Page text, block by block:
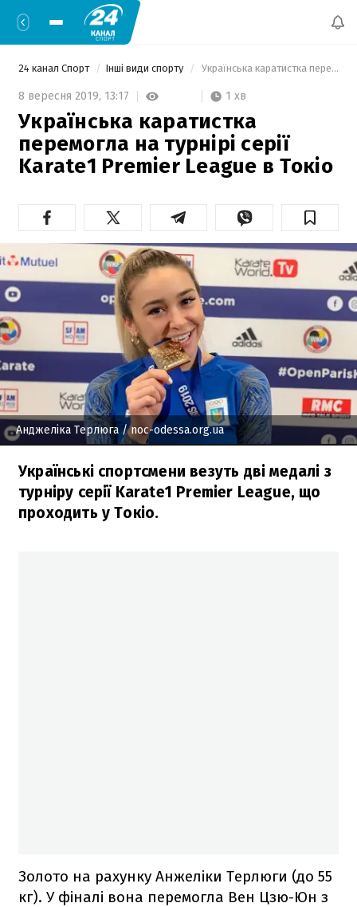
24 канал Спорт Інші види спорту Українська каратистка перемогла на турнірі серії  Karate1 Premier League в Токіо
8 вересня 2019, 13:17 1 хв
Українська каратистка
перемогла на турнірі серії
Karate1 Premier League в Токіо
Анджеліка Терлюга / noc-odessa.org.ua
Українські спортсмени везуть дві медалі з
турніру серії Karate1 Premier League, що
проходить у Токіо.
Золото на рахунку Анжеліки Терлюги (до 55
кг). У фіналі вона перемогла Вен Цзю-Юн з